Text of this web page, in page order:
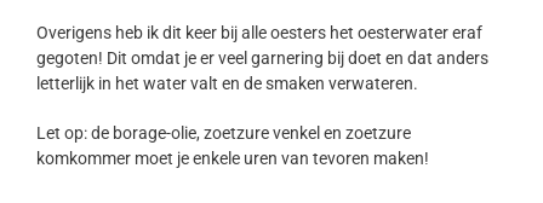
Overigens heb ik dit keer bij alle oesters het oesterwater eraf
gegoten! Dit omdat je er veel garnering bij doet en dat anders
letterlijk in het water valt en de smaken verwateren.
Let op: de borage-olie, zoetzure venkel en zoetzure
komkommer moet je enkele uren van tevoren maken!